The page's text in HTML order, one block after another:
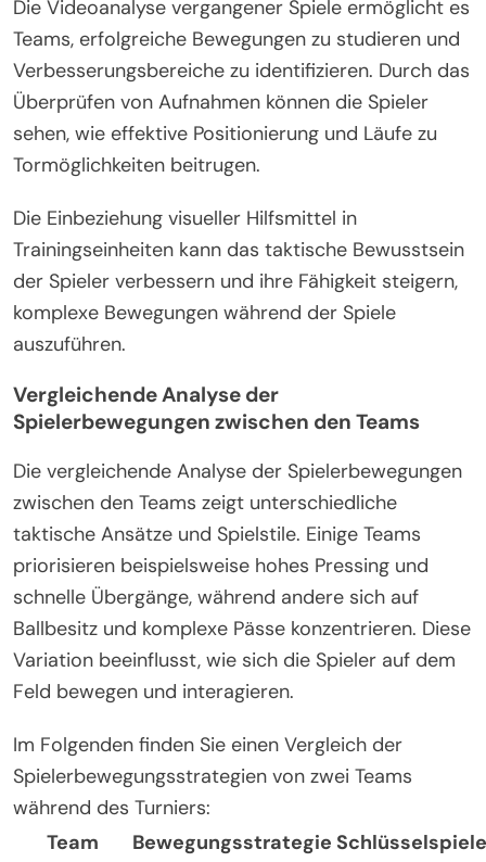
Die Videoanalyse vergangener Spiele ermöglicht es
Teams, erfolgreiche Bewegungen zu studieren und
Verbesserungsbereiche zu identifizieren. Durch das
Überprüfen von Aufnahmen können die Spieler
sehen, wie effektive Positionierung und Läufe zu
Tormöglichkeiten beitrugen.
Die Einbeziehung visueller Hilfsmittel in
Trainingseinheiten kann das taktische Bewusstsein
der Spieler verbessern und ihre Fähigkeit steigern,
komplexe Bewegungen während der Spiele
auszuführen.
Vergleichende Analyse der
Spielerbewegungen zwischen den Teams
Die vergleichende Analyse der Spielerbewegungen
zwischen den Teams zeigt unterschiedliche
taktische Ansätze und Spielstile. Einige Teams
priorisieren beispielsweise hohes Pressing und
schnelle Übergänge, während andere sich auf
Ballbesitz und komplexe Pässe konzentrieren. Diese
Variation beeinflusst, wie sich die Spieler auf dem
Feld bewegen und interagieren.
Im Folgenden finden Sie einen Vergleich der
Spielerbewegungsstrategien von zwei Teams
während des Turniers:
Team
Bewegungsstrategie